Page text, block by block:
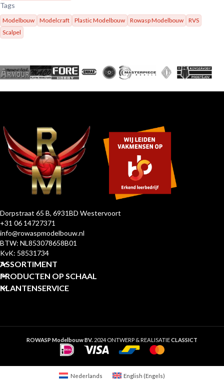
Tags
Modelbouw Modelcraft Plastic Modelbouw Rowasp Modelbouw
RVS
Scalpel
Dorpstraat 65 B, 6931BD Westervoort
+31 06 14727371
info@rowaspmodelbouw.nl
BTW: NL853078658B01
KvK: 58531734
ASSORTIMENT
PRODUCTEN OP SCHAAL
KLANTENSERVICE
ROWASP Modelbouw BV. 2024 ONTWERP & REALISATIECLASSICT
Nederlands English (Engels)